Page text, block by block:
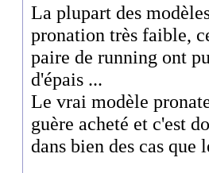
La plupart des
pronation très faible,
paire de running ont
d'épais ...
Le vrai modèle
guère acheté et c'est
dans bien des cas que